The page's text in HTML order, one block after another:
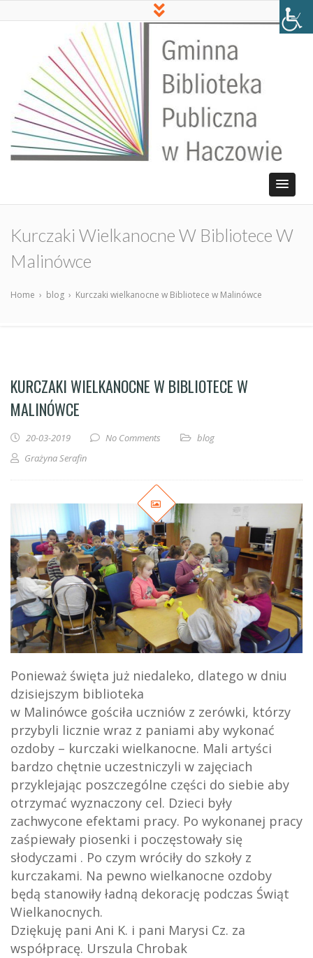
Kurczaki Wielkanocne W Bibliotece W
Malinówce
Home › blog › Kurczaki wielkanocne w Bibliotece w Malinówce
KURCZAKI WIELKANOCNE W BIBLIOTECE W
MALINÓWCE
20-03-2019 No Comments
blog
Grażyna Serafin
Ponieważ święta już niedaleko, dlatego w dniu
dzisiejszym biblioteka
w Malinówce gościła uczniów z zerówki, którzy
przybyli licznie wraz z paniami aby wykonać
ozdoby – kurczaki wielkanocne. Mali artyści
bardzo chętnie uczestniczyli w zajęciach
przyklejając poszczególne części do siebie aby
otrzymać wyznaczony cel. Dzieci były
zachwycone efektami pracy. Po wykonanej pracy
zaśpiewały piosenki i poczęstowały się
słodyczami . Po czym wróciły do szkoły z
kurczakami. Na pewno wielkanocne ozdoby
będą stanowiły ładną dekorację podczas Świąt
Wielkanocnych.
Dziękuję pani Ani K. i pani Marysi Cz. za
współpracę. Urszula Chrobak